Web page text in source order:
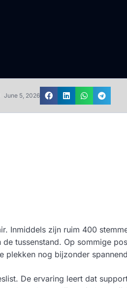
June 5, 2026
Inmiddels zijn ruim 400
tussenstand. Op sommige
plekken nog bijzonder
De ervaring leert dat